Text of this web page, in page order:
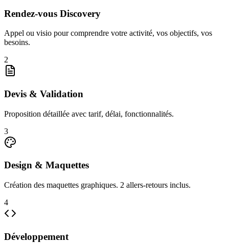
Rendez-vous Discovery
Appel ou visio pour comprendre votre activité, vos objectifs, vos
besoins.
2
Devis & Validation
Proposition détaillée avec tarif, délai, fonctionnalités.
3
Design & Maquettes
Création des maquettes graphiques. 2 allers-retours inclus.
4
Développement